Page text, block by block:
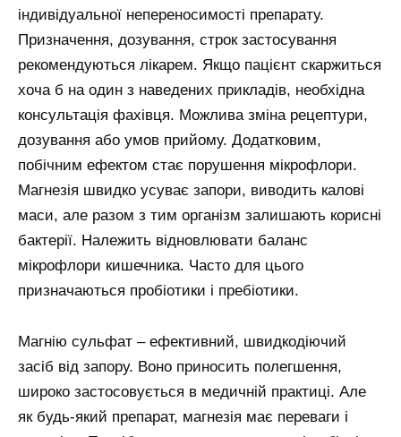
індивідуальної непереносимості препарату.
Призначення, дозування, строк застосування
рекомендуються лікарем. Якщо пацієнт скаржиться
хоча б на один з наведених прикладів, необхідна
консультація фахівця. Можлива зміна рецептури,
дозування або умов прийому. Додатковим,
побічним ефектом стає порушення мікрофлори.
Магнезія швидко усуває запори, виводить калові
маси, але разом з тим організм залишають корисні
бактерії. Належить відновлювати баланс
мікрофлори кишечника. Часто для цього
призначаються пробіотики і пребіотики.
Магнію сульфат – ефективний, швидкодіючий
засіб від запору. Воно приносить полегшення,
широко застосовується в медичній практиці. Але
як будь-який препарат, магнезія має переваги і